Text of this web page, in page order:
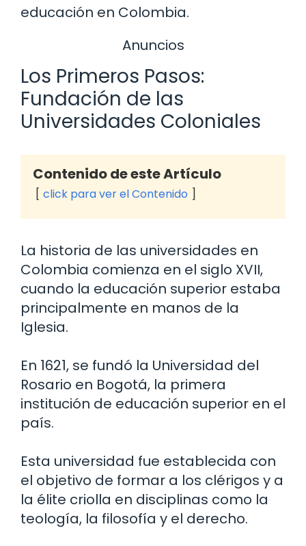
educación en Colombia.
Anuncios
Los Primeros Pasos:
Fundación de las
Universidades Coloniales
Contenido de este Artículo
click para ver el Contenido
La historia de las universidades en
Colombia comienza en el siglo XVII,
cuando la educación superior estaba
principalmente en manos de la
Iglesia.
En 1621, se fundó la Universidad del
Rosario en Bogotá, la primera
institución de educación superior en el
país.
Esta universidad fue establecida con
el objetivo de formar a los clérigos y a
la élite criolla en disciplinas como la
teología, la filosofía y el derecho.